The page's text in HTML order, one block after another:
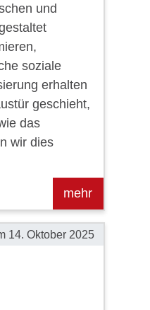
und
soziale
erhalten
geschieht,
das
wir dies
14. Oktober 2025